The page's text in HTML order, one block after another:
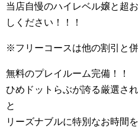
当店自慢のハイレベル嬢と超
しください！！！
※フリーコースは他の割引と
無料のプレイルーム完備！！
ひめドットらぶが誇る厳選さ
と
リーズナブルに特別なお時間